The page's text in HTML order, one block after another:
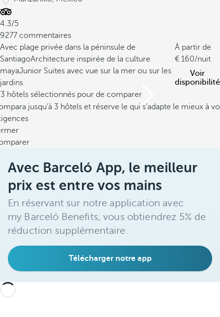
4.3/5
9277 commentaires
Avec plage privée dans la péninsule de
SantiagoArchitecture inspirée de la culture
mayaJunior Suites avec vue sur la mer ou sur les
jardins
À partir de
160/nuit
Voir
disponibilité
hôtels sélectionnés pour de comparer
jusqu’à 3 hôtels et réserve le qui s’adapte le mieux à
Avec Barceló App, le meilleur
prix est entre vos mains
En réservant sur notre application avec
my Barceló Benefits, vous obtiendrez 5% de
réduction supplémentaire.
Télécharger notre app